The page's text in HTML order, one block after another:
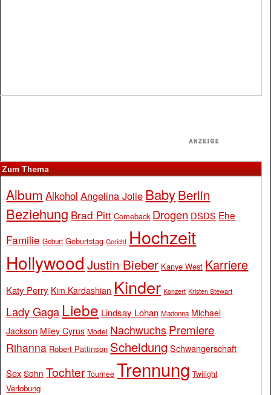
Zum Thema
Album Alkohol Angelina Jolie BabyBerlin
Beziehung Brad Pitt Comeback Drogen DSDS Ehe
Familie Geburt Geburtstag Gericht Hochzeit
Hollywood Justin Bieber Kanye West Karriere
Katy Perry Kim Kardashian Kinder Konzert Kristen Stewart
Lady Gaga Liebe Lindsay Lohan Madonna Michael
Jackson Miley Cyrus Model Nachwuchs Premiere
Rihanna Robert Pattinson Scheidung Schwangerschaft
Sex Sohn Tochter Tournee Trennung Twilight
Verlobung